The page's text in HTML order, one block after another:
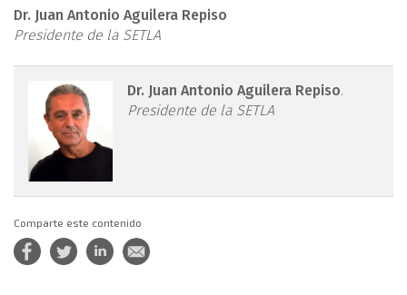
Dr. Juan Antonio Aguilera Repiso
Presidente de la SETLA
retla.09117.fs2606011-
figura1.png
Dr. Juan Antonio Aguilera Repiso.
Presidente de la SETLA
Comparte este contenido